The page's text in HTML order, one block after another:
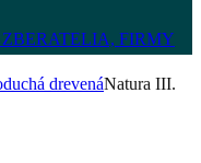
FIRMY
drevenáNatura III.